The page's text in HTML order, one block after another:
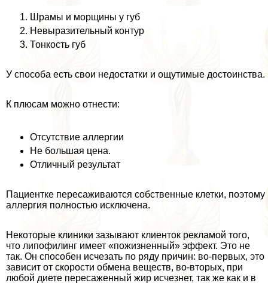
Шрамы и морщины у губ
Невыразительный контур
Тонкость губ
У способа есть свои недостатки и ощутимые достоинства.
К плюсам можно отнести:
Отсутствие аллергии
Не большая цена.
Отличный результат
Пациентке пересаживаются собственные клетки, поэтому
аллергия полностью исключена.
Некоторые клиники зазывают клиенток рекламой того,
что липофилинг имеет «пожизненный» эффект. Это не
так. Он способен исчезать по ряду причин: во-первых, это
зависит от скорости обмена веществ, во-вторых, при
любой диете пересаженный жир исчезнет, так же как и в